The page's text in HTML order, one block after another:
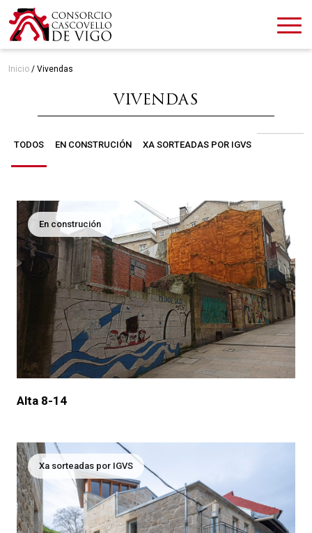
Inicio / Vivendas
VIVENDAS
TODOS EN CONSTRUCIÓN XA SORTEADAS POR IGVS
En construción
Alta 8-14
Xa sorteadas por IGVS